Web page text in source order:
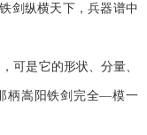
纵横天下，兵器谱中
是它的形状、分量、
柄嵩阳铁剑完全—模一